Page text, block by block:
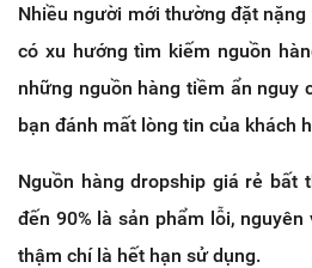
Nhiều người mới thường đặt
có xu hướng tìm kiếm nguồn
những nguồn hàng tiềm ẩn nguy
bạn đánh mất lòng tin của khách
Nguồn hàng dropship giá rẻ bất
đến 90% là sản phẩm lỗi,
thậm chí là hết hạn sử dụng.